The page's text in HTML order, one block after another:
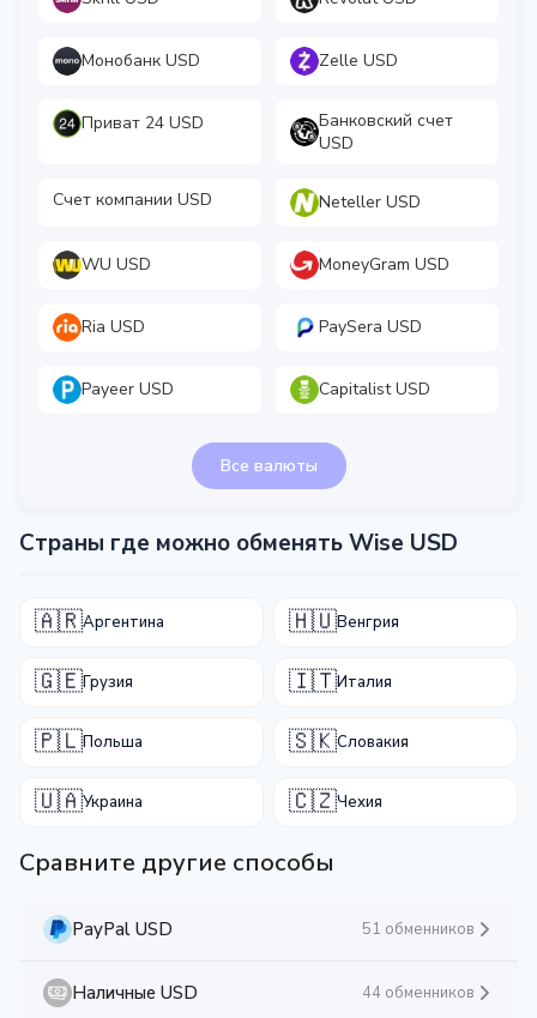
Монобанк USD Zelle USD
Приват 24 USD
Банковский счет
USD
Счет компании USD Neteller USD
WU USD MoneyGram USD
Ria USD PaySera USD
Payeer USD Capitalist USD
Все валюты
Страны где можно обменять Wise USD
🇦🇷Аргентина 🇭🇺Венгрия
🇬🇪Грузия 🇮🇹Италия
🇵🇱Польша 🇸🇰Словакия
🇺🇦Украина 🇨🇿Чехия
Сравните другие способы
PayPal USD 51 обменников
Наличные USD 44 обменников